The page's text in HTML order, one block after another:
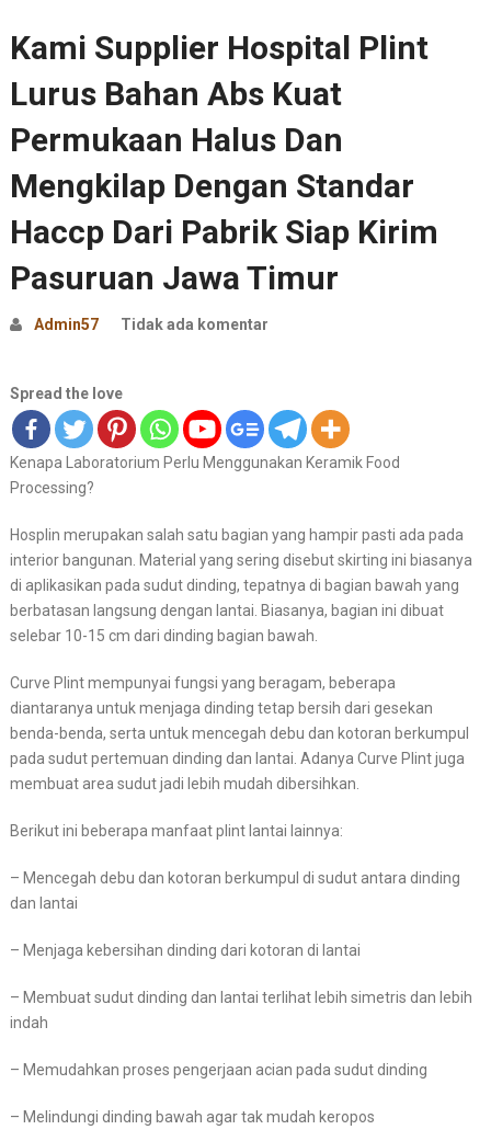
Kami Supplier Hospital Plint
Lurus Bahan Abs Kuat
Permukaan Halus Dan
Mengkilap Dengan Standar
Haccp Dari Pabrik Siap Kirim
Pasuruan Jawa Timur
Admin57 Tidak ada komentar
Spread the love
Kenapa Laboratorium Perlu Menggunakan Keramik Food
Processing?
Hosplin merupakan salah satu bagian yang hampir pasti ada pada
interior bangunan. Material yang sering disebut skirting ini biasanya
di aplikasikan pada sudut dinding, tepatnya di bagian bawah yang
berbatasan langsung dengan lantai. Biasanya, bagian ini dibuat
selebar 10-15 cm dari dinding bagian bawah.
Curve Plint mempunyai fungsi yang beragam, beberapa
diantaranya untuk menjaga dinding tetap bersih dari gesekan
benda-benda, serta untuk mencegah debu dan kotoran berkumpul
pada sudut pertemuan dinding dan lantai. Adanya Curve Plint juga
membuat area sudut jadi lebih mudah dibersihkan.
Berikut ini beberapa manfaat plint lantai lainnya:
– Mencegah debu dan kotoran berkumpul di sudut antara dinding
dan lantai
– Menjaga kebersihan dinding dari kotoran di lantai
– Membuat sudut dinding dan lantai terlihat lebih simetris dan lebih
indah
– Memudahkan proses pengerjaan acian pada sudut dinding
– Melindungi dinding bawah agar tak mudah keropos